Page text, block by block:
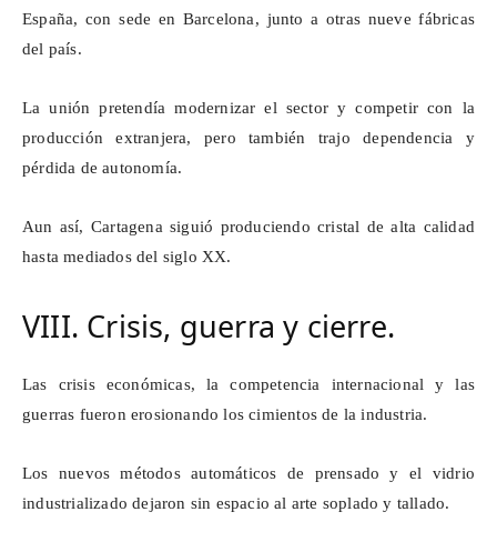
España, con sede en Barcelona, junto a otras nueve fábricas
del país.
La unión pretendía modernizar el sector y competir con la
producción extranjera, pero también trajo dependencia y
pérdida de autonomía.
Aun así, Cartagena siguió produciendo cristal de alta calidad
hasta mediados del siglo XX.
VIII. Crisis, guerra y cierre.
Las crisis económicas, la competencia internacional y las
guerras fueron erosionando los cimientos de la industria.
Los nuevos métodos automáticos de prensado y el vidrio
industrializado dejaron sin espacio al arte soplado y tallado.